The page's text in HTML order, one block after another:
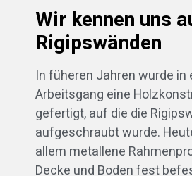
Wir kennen uns
Rigipswänden
In füheren Jahren wurde in
Arbeitsgang eine
gefertigt, auf die die
aufgeschraubt wurde.
allem metallene
Decke und Boden fest